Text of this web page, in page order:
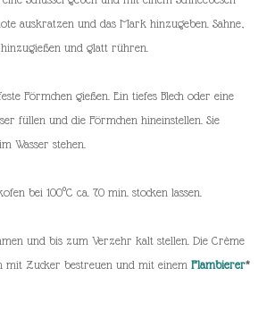
auskratzen und das Mark hinzugeben. Sahne,
und glatt rühren.
Förmchen gießen. Ein tiefes Blech oder eine
füllen und die Förmchen hineinstellen. Sie
Wasser stehen.
bei 100°C ca. 70 min. stocken lassen.
und bis zum Verzehr kalt stellen. Die Crème
Zucker bestreuen und mit einem Flambierer*